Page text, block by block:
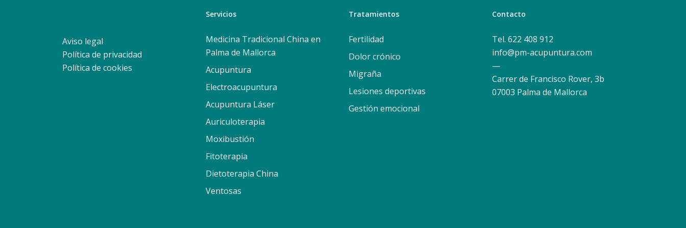
Aviso legal
Política de privacidad
Política de cookies
Servicios
Medicina Tradicional China en
Palma de Mallorca
Acupuntura
Electroacupuntura
Acupuntura Láser
Auriculoterapia
Moxibustión
Fitoterapia
Dietoterapia China
Ventosas
Tratamientos
Fertilidad
Dolor crónico
Migraña
Lesiones deportivas
Gestión emocional
Contacto
Tel. 622 408 912
info@pm-acupuntura.com
—
Carrer de Francisco Rover, 3b
07003 Palma de Mallorca